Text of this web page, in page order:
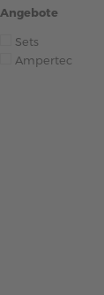
Angebote
Sets
Ampertec